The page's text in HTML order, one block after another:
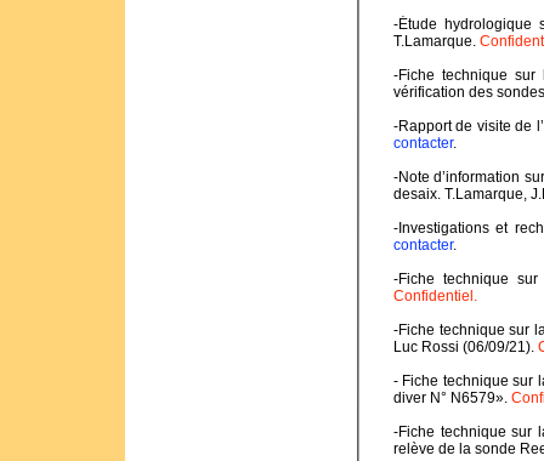
-Étude hydrologique
T.Lamarque.
-Fiche technique
vérification des
-Rapport de visite de
contacter.
-Note d’information
desaix. T.Lamarque,
-Investigations et
contacter.
-Fiche technique
Confidentiel.
-Fiche technique sur
Luc Rossi (06/09/21).
- Fiche technique sur
diver N° N6579».
-Fiche technique sur
relève de la sonde